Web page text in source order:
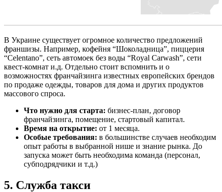
В Украине существует огромное количество предложений
франшизы. Например, кофейня “Шоколадница”, пиццерия
“Celentano”, сеть автомоек без воды “Royal Carwash”, сети
квест-комнат и.д. Отдельно стоит вспомнить и о
возможностях франчайзинга известных европейских брендов
по продаже одежды, товаров для дома и других продуктов
массового спроса.
Что нужно для старта: бизнес-план, договор
франчайзинга, помещение, стартовый капитал.
Время на открытие: от 1 месяца.
Особые требования: в большинстве случаев необходим
опыт работы в выбранной нише и знание рынка. До
запуска может быть необходима команда (персонал,
субподрядчики и т.д.)
5. Служба такси